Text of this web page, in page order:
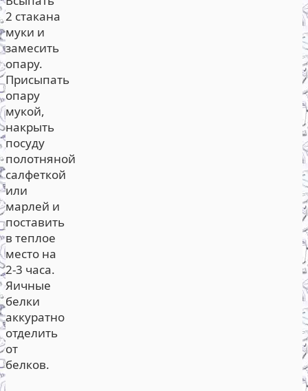
2 стакана
муки и
замесить
опару.
Присыпать
опару
мукой,
накрыть
посуду
полотняной
салфеткой
или
марлей и
поставить
в теплое
место на
2-3 часа.
Яичные
белки
аккуратно
отделить
от
белков.